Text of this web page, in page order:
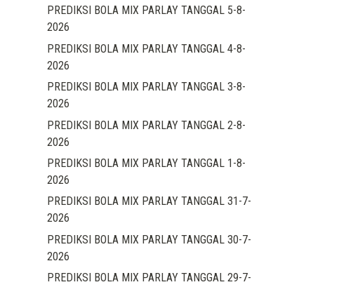
PREDIKSI BOLA MIX PARLAY TANGGAL 5-8-
2026
PREDIKSI BOLA MIX PARLAY TANGGAL 4-8-
2026
PREDIKSI BOLA MIX PARLAY TANGGAL 3-8-
2026
PREDIKSI BOLA MIX PARLAY TANGGAL 2-8-
2026
PREDIKSI BOLA MIX PARLAY TANGGAL 1-8-
2026
PREDIKSI BOLA MIX PARLAY TANGGAL 31-7-
2026
PREDIKSI BOLA MIX PARLAY TANGGAL 30-7-
2026
PREDIKSI BOLA MIX PARLAY TANGGAL 29-7-